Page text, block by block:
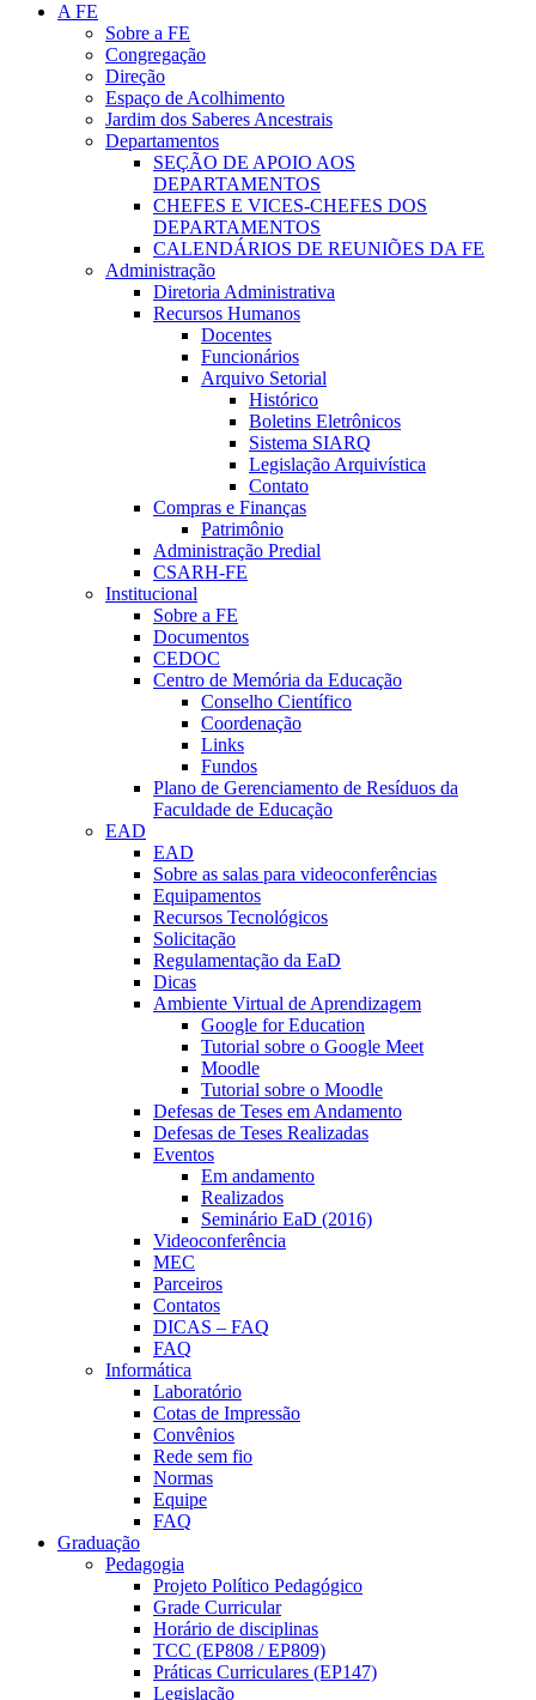
A FE
Sobre a FE
Congregação
Direção
Espaço de Acolhimento
Jardim dos Saberes Ancestrais
Departamentos
SEÇÃO DE APOIO AOS
DEPARTAMENTOS
CHEFES E VICES-CHEFES DOS
DEPARTAMENTOS
CALENDÁRIOS DE REUNIÕES DA FE
Administração
Diretoria Administrativa
Recursos Humanos
Docentes
Funcionários
Arquivo Setorial
Histórico
Boletins Eletrônicos
Sistema SIARQ
Legislação Arquivística
Contato
Compras e Finanças
Patrimônio
Administração Predial
CSARH-FE
Institucional
Sobre a FE
Documentos
CEDOC
Centro de Memória da Educação
Conselho Científico
Coordenação
Links
Fundos
Plano de Gerenciamento de Resíduos da
Faculdade de Educação
EAD
EAD
Sobre as salas para videoconferências
Equipamentos
Recursos Tecnológicos
Solicitação
Regulamentação da EaD
Dicas
Ambiente Virtual de Aprendizagem
Google for Education
Tutorial sobre o Google Meet
Moodle
Tutorial sobre o Moodle
Defesas de Teses em Andamento
Defesas de Teses Realizadas
Eventos
Em andamento
Realizados
Seminário EaD (2016)
Videoconferência
MEC
Parceiros
Contatos
DICAS – FAQ
FAQ
Informática
Laboratório
Cotas de Impressão
Convênios
Rede sem fio
Normas
Equipe
FAQ
Graduação
Pedagogia
Projeto Político Pedagógico
Grade Curricular
Horário de disciplinas
TCC (EP808 / EP809)
Práticas Curriculares (EP147)
Legislação